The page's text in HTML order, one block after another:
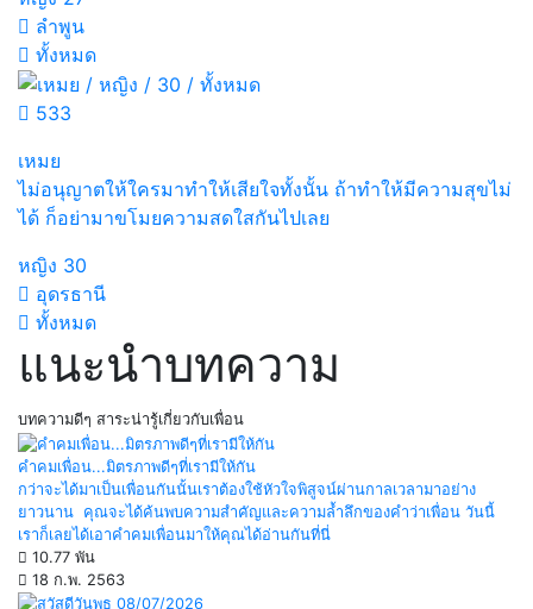
ลำพูน
ทั้งหมด
533
เหมย
ไม่อนุญาตให้ใครมาทำให้เสียใจทั้งนั้น ถ้าทำให้มีความสุขไม่
ได้ ก็อย่ามาขโมยความสดใสกันไปเลย
หญิง 30
อุดรธานี
ทั้งหมด
แนะนำบทความ
บทความดีๆ สาระน่ารู้เกี่ยวกับเพื่อน
คำคมเพื่อน...มิตรภาพดีๆที่เรามีให้กัน
กว่าจะได้มาเป็นเพื่อนกันนั้นเราต้องใช้หัวใจพิสูจน์ผ่านกาลเวลามาอย่าง
ยาวนาน คุณจะได้ค้นพบความสำคัญและความล้ำลึกของคำว่าเพื่อน วันนี้
เราก็เลยได้เอาคำคมเพื่อนมาให้คุณได้อ่านกันที่นี่
10.77 พัน
18 ก.พ. 2563